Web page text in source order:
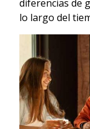
diferencias de
lo largo del